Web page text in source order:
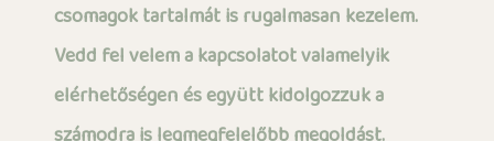
csomagok tartalmát is rugalmasan kezelem.
Vedd fel velem a kapcsolatot valamelyik
elérhetőségen és együtt kidolgozzuk a
számodra is legmegfelelőbb megoldást.